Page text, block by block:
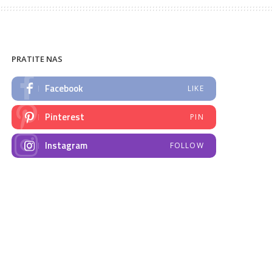
PRATITE NAS
Facebook LIKE
Pinterest PIN
Instagram FOLLOW